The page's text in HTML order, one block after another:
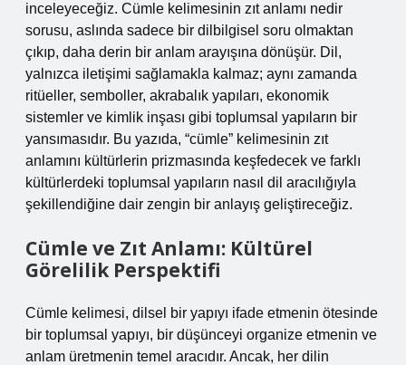
inceleyeceğiz. Cümle kelimesinin zıt anlamı nedir
sorusu, aslında sadece bir dilbilgisel soru olmaktan
çıkıp, daha derin bir anlam arayışına dönüşür. Dil,
yalnızca iletişimi sağlamakla kalmaz; aynı zamanda
ritüeller, semboller, akrabalık yapıları, ekonomik
sistemler ve kimlik inşası gibi toplumsal yapıların bir
yansımasıdır. Bu yazıda, “cümle” kelimesinin zıt
anlamını kültürlerin prizmasında keşfedecek ve farklı
kültürlerdeki toplumsal yapıların nasıl dil aracılığıyla
şekillendiğine dair zengin bir anlayış geliştireceğiz.
Cümle ve Zıt Anlamı: Kültürel
Görelilik Perspektifi
Cümle kelimesi, dilsel bir yapıyı ifade etmenin ötesinde
bir toplumsal yapıyı, bir düşünceyi organize etmenin ve
anlam üretmenin temel aracıdır. Ancak, her dilin